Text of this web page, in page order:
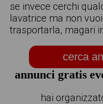
se invece cerchi
lavatrice ma non
trasportarla, magari
cerca
annunci gratis
hai